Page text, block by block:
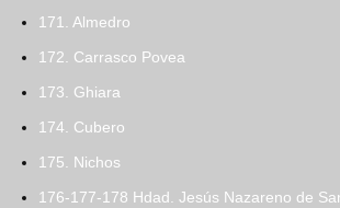
171. Almedro
172. Carrasco Povea
173. Ghiara
174. Cubero
175. Nichos
176-177-178 Hdad. Jesús Nazareno de